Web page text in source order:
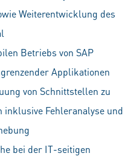
Weiterentwicklung des
Betriebs von SAP
Applikationen
von Schnittstellen zu
inklusive Fehleranalyse und
bei der IT-seitigen